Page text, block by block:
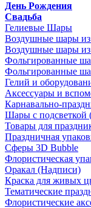
День Рождения
Свадьба
Гелиевые Шары
Воздушные шары из
Воздушные шары из
Фольгированные
Фольгированные
Гелий и
Аксессуары и
Карнавально-
Шары с подсветкой
Товары для
Праздничная
Сферы 3D Bubble
Флористическая
Оракал (Надписи)
Краска для живых
Тематические
Флористические